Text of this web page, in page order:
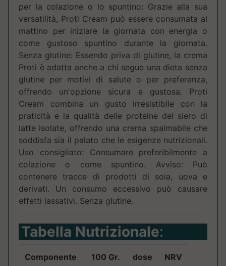
per la colazione o lo spuntino: Grazie alla sua
versatilità, Proti Cream può essere consumata al
mattino per iniziare la giornata con energia o
come gustoso spuntino durante la giornata.
Senza glutine: Essendo priva di glutine, la crema
Proti è adatta anche a chi segue una dieta senza
glutine per motivi di salute o per preferenza,
offrendo un'opzione sicura e gustosa. Proti
Cream combina un gusto irresistibile con la
praticità e la qualità delle proteine del siero di
latte isolate, offrendo una crema spalmabile che
soddisfa sia il palato che le esigenze nutrizionali.
Uso consigliato: Consumare preferibilmente a
colazione o come spuntino. Avviso: Può
contenere tracce di prodotti di soia, uova e
derivati. Un consumo eccessivo può causare
effetti lassativi. Senza glutine.
Tabella Nutrizionale:
Componente 100 Gr.
dose
NRV